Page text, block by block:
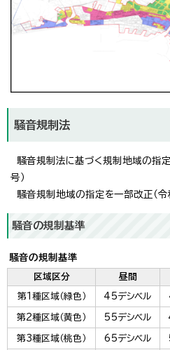
騒音規制法
騒音規制法に基づく規制地域の指
号）
騒音規制地域の指定を一部改正（
騒音の規制基準
騒音の規制基準
区域区分 昼間
第1種区域（緑色） 45デシベル
第2種区域（黄色） 55デシベル
第3種区域（桃色） 65デシベル